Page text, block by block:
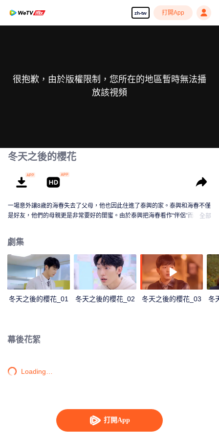
zh-tw 打開App
打開App
很抱歉，由於版權限制，您所在的地區暫時無法播
放該視頻
冬天之後的櫻花
一場意外讓8歲的海春失去了父母，他也因此住進了泰興的家。泰興和海春不僅
是好友，他們的母親更是非常要好的閨蜜。由於泰興把海春看作“伴侶”而非兄
學，泰興看到海春被欺負，他感到非常震驚，並開始照顧海春。自此，他們解
開了一個又一個誤會，兩個人也走的越來越近。幾次風波過後，他們越發變得
親密。
全部
劇集
冬天之後的櫻花_01 冬天之後的櫻花_02 冬天之後的櫻花_03 冬
幕後花絮
Loading…